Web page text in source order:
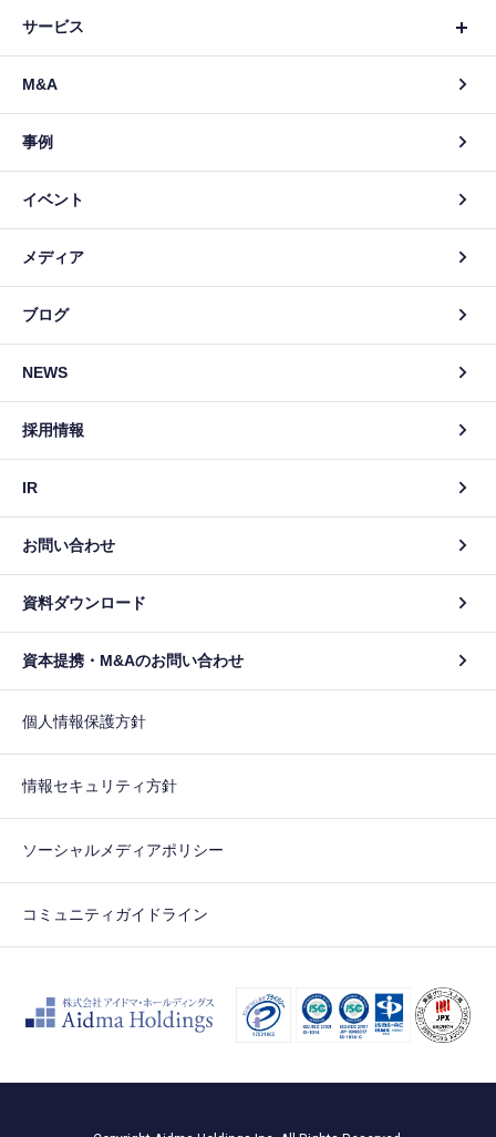
サービス
M&A
事例
イベント
メディア
ブログ
NEWS
採用情報
IR
お問い合わせ
資料ダウンロード
資本提携・M&Aのお問い合わせ
個人情報保護方針
情報セキュリティ方針
ソーシャルメディアポリシー
コミュニティガイドライン